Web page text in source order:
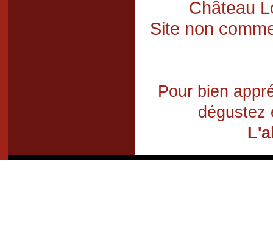
Château
Site non
Pour bien
dégustez